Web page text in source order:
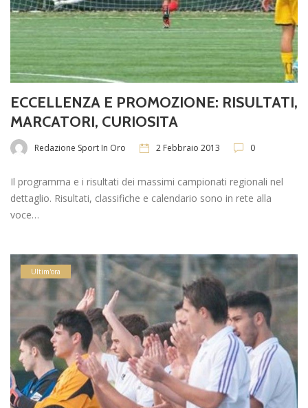
ECCELLENZA E PROMOZIONE: RISULTATI,
MARCATORI, CURIOSITA
Redazione Sport In Oro 2 Febbraio 2013 0
Il programma e i risultati dei massimi campionati regionali nel
dettaglio. Risultati, classifiche e calendario sono in rete alla
voce…
Ultim'ora